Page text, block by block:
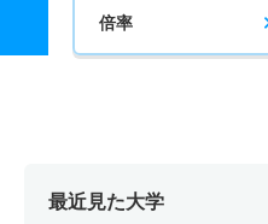
倍率
最近見た大学